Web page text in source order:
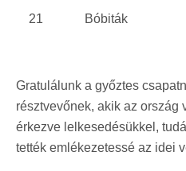
21 Bóbiták
Gratulálunk a győztes
résztvevőnek, akik az ország
érkezve lelkesedésükkel,
tették emlékezetessé az idei